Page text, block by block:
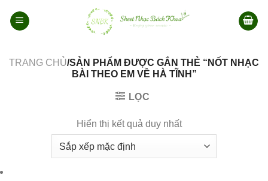
qua
TRANG CHỦ/SẢN PHẨM ĐƯỢC GẮN THẺ “NỐT NHẠC
BÀI THEO EM VỀ HÀ TĨNH”
LỌC
Hiển thị kết quả duy nhất